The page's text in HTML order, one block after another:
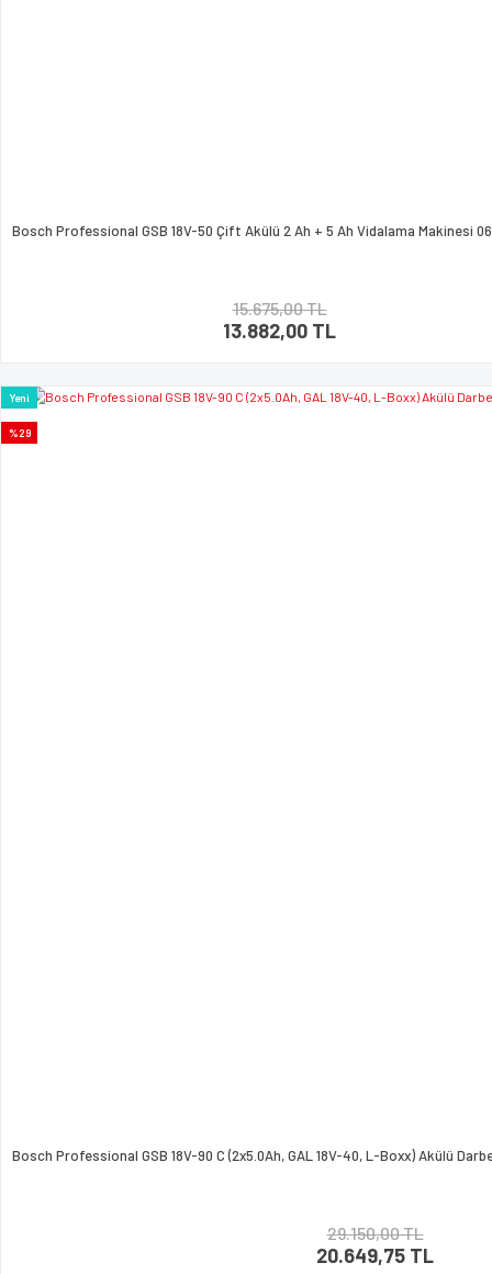
Bosch Professional GSB 18V-50 Çift Akülü 2 Ah + 5 Ah Vidalama Makinesi
15.675,00 TL
13.882,00 TL
%29
Yeni
Bosch Professional GSB 18V-90 C (2x5.0Ah, GAL 18V-40, L-Boxx) Akülü
29.150,00 TL
20.649,75 TL